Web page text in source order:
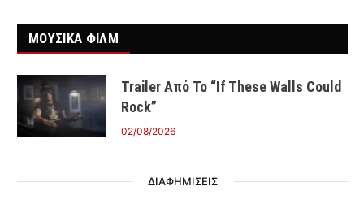
ΜΟΥΣΙΚΑ ΦΙΛΜ
Trailer Από Το “If These Walls Could
Rock”
02/08/2026
ΔΙΑΦΗΜΙΣΕΙΣ